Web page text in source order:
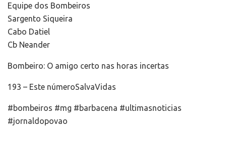
Equipe dos Bombeiros
Sargento Siqueira
Cabo Datiel
Cb Neander
Bombeiro: O amigo certo nas horas incertas
193 – Este númeroSalvaVidas
#bombeiros #mg #barbacena #ultimasnoticias
#jornaldopovao